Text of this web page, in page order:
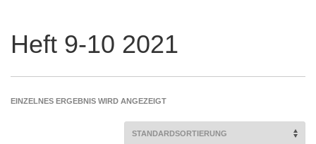
Heft 9-10 2021
EINZELNES ERGEBNIS WIRD ANGEZEIGT